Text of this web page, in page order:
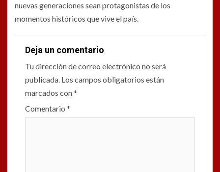
nuevas generaciones sean protagonistas de los
momentos históricos que vive el país.
Deja un comentario
Tu dirección de correo electrónico no será
publicada. Los campos obligatorios están
marcados con*
Comentario *